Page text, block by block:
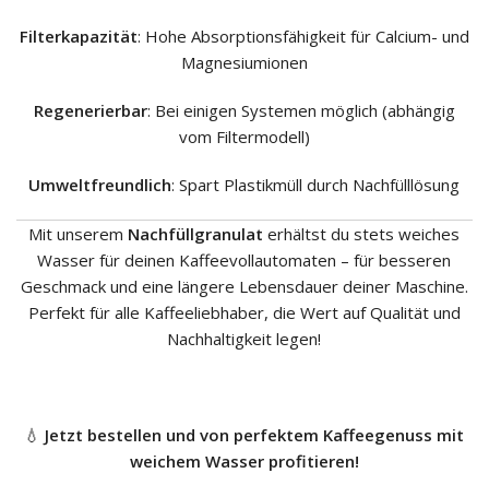
Filterkapazität: Hohe Absorptionsfähigkeit für Calcium- und
Magnesiumionen
Regenerierbar: Bei einigen Systemen möglich (abhängig
vom Filtermodell)
Umweltfreundlich: Spart Plastikmüll durch Nachfülllösung
Mit unserem Nachfüllgranulat erhältst du stets weiches
Wasser für deinen Kaffeevollautomaten – für besseren
Geschmack und eine längere Lebensdauer deiner Maschine.
Perfekt für alle Kaffeeliebhaber, die Wert auf Qualität und
Nachhaltigkeit legen!
💧 Jetzt bestellen und von perfektem Kaffeegenuss mit
weichem Wasser profitieren!